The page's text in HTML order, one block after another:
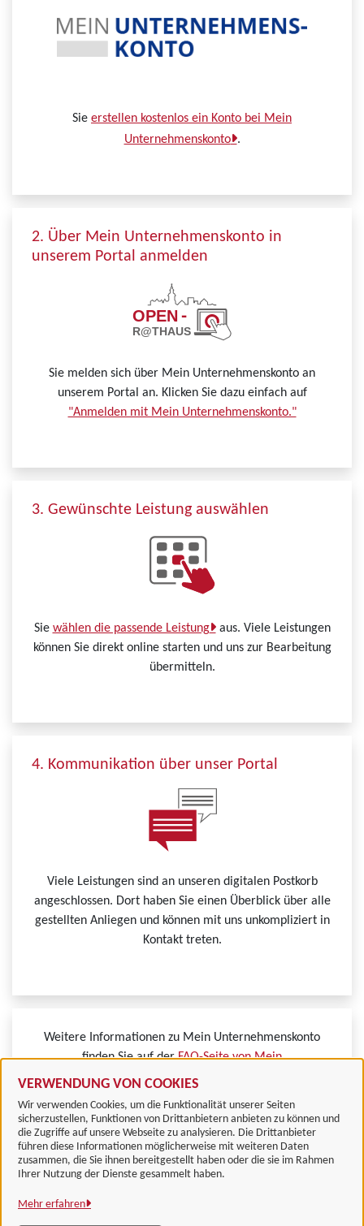
VERWENDUNG VON COOKIES
Wir verwenden Cookies, um die Funktionalität unserer Seiten
sicherzustellen, Funktionen von Drittanbietern anbieten zu können und
die Zugriffe auf unsere Webseite zu analysieren. Die Drittanbieter
führen diese Informationen möglicherweise mit weiteren Daten
zusammen, die Sie ihnen bereitgestellt haben oder die sie im Rahmen
Ihrer Nutzung der Dienste gesammelt haben.
Mehr erfahren
Sie erstellen kostenlos ein Konto bei Mein
Unternehmenskonto .
2. Über Mein Unternehmenskonto in
unserem Portal anmelden
Sie melden sich über Mein Unternehmenskonto an
unserem Portal an. Klicken Sie dazu einfach auf
"Anmelden mit Mein Unternehmenskonto."
3. Gewünschte Leistung auswählen
Sie wählen die passende Leistung aus. Viele Leistungen
können Sie direkt online starten und uns zur Bearbeitung
übermitteln.
4. Kommunikation über unser Portal
Viele Leistungen sind an unseren digitalen Postkorb
angeschlossen. Dort haben Sie einen Überblick über alle
gestellten Anliegen und können mit uns unkompliziert in
Kontakt treten.
Weitere Informationen zu Mein Unternehmenskonto
finden Sie auf derFAQ-Seite von Mein
Unternehmenskonto.
Landkreis Göttingen
Alle Rechte vorbehalten